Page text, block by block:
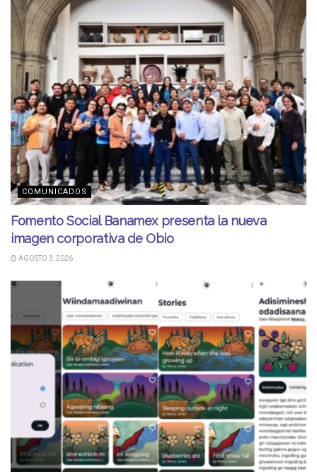
COMUNICADOS
Fomento Social Banamex presenta la nueva
imagen corporativa de Obio
AGOSTO 3, 2026